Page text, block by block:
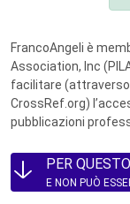
FrancoAngeli è
Association, Inc
facilitare
CrossRef.org)
pubblicazioni
PER
E NON PUÒ